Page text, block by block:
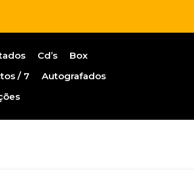
Cd’s
Box
/ 7
Autografados